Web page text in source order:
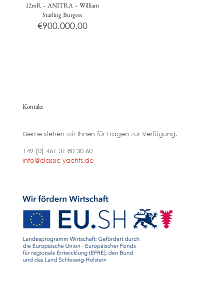
12mR – ANITRA – William
Starling Burgess
€900.000,00
Kontakt
Gerne stehen wir Ihnen für Fragen zur Verfügung.
+49 (0) 461 31 80 30 60
info@classic-yachts.de